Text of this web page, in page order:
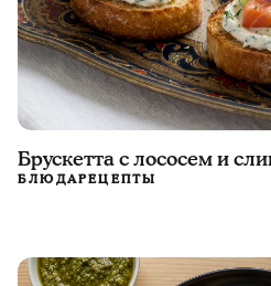
Брускетта с лососем и
БЛЮДАРЕЦЕПТЫ